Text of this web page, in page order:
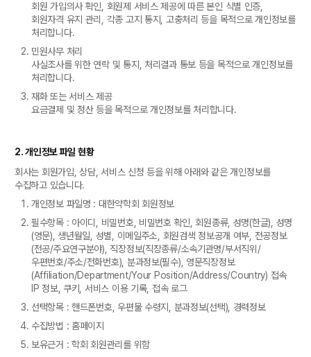
회원 가입의사 확인, 회원제 서비스 제공에 따른 본인 식별 인증,
회원자격 유지 관리, 각종 고지 통지, 고충처리 등을 목적으로 개인정보를
처리합니다.
민원사무 처리
사실조사를 위한 연락 및 통지, 처리결과 통보 등을 목적으로 개인정보를
처리합니다.
재화 또는 서비스 제공
요금결제 및 정산 등을 목적으로 개인정보를 처리합니다.
2. 개인정보 파일 현황
회사는 회원가입, 상담, 서비스 신청 등을 위해 아래와 같은 개인정보를
수집하고 있습니다.
개인정보 파일명 : 대한약학회 회원정보
필수항목 : 아이디, 비밀번호, 비밀번호 확인, 회원종류, 성명(한글), 성명
(영문), 생년월일, 성별, 이메일주소, 회원검색 정보공개 여부, 전공정보
(전공/주요연구분야), 직장정보(직장종류/소속기관명/부서직위/
우편번호/주소/전화번호), 분과정보(필수), 영문직장정보
(Affiliation/Department/Your Position/Address/Country) 접속
IP 정보, 쿠키, 서비스 이용 기록, 접속 로그
선택항목 : 핸드폰번호, 우편물 수령지, 분과정보(선택), 경력정보
수집방법 : 홈페이지
보유근거 : 학회 회원관리를 위함